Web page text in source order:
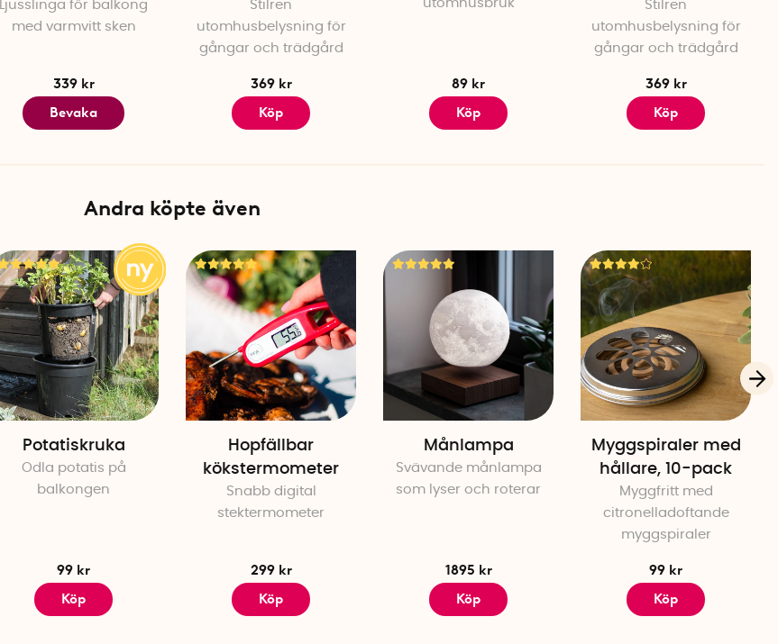
Ljusslinga för balkong
med varmvitt sken
339 kr
Bevaka
Stilren
utomhusbelysning för
gångar och trädgård
369 kr
Köp
utomhusbruk
89 kr
Köp
Stilren
utomhusbelysning för
gångar och trädgård
369 kr
Köp
Andra köpte även
Potatiskruka
Odla potatis på
balkongen
99 kr
Köp
Hopfällbar
kökstermometer
Snabb digital
stektermometer
299 kr
Köp
Månlampa
Svävande månlampa
som lyser och roterar
1895 kr
Köp
Myggspiraler med
hållare, 10-pack
Myggfritt med
citronelladoftande
myggspiraler
99 kr
Köp